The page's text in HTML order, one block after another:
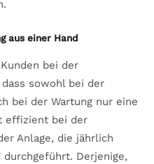
aus einer Hand
bei der
sowohl bei der
bei der Wartung nur eine
effizient bei der
Anlage, die jährlich
Derjenige,